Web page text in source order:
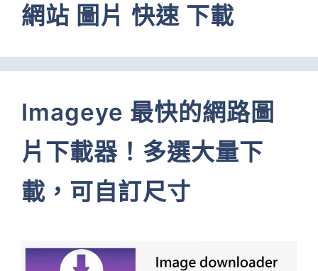
網站 圖片 快速 下載
Imageye 最快的網路圖
片下載器！多選大量下
載，可自訂尺寸